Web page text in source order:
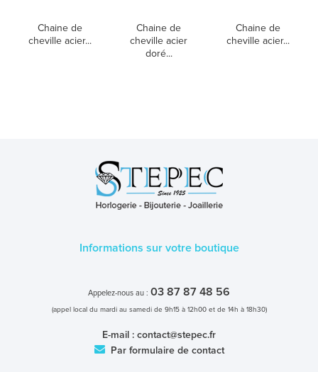
Chaine de
cheville acier...
Chaine de
cheville acier
doré...
Chaine de
cheville acier...
Informations sur votre boutique
Appelez-nous au : 03 87 87 48 56
(appel local du mardi au samedi de 9h15 à 12h00 et de 14h à 18h30)
E-mail : contact@stepec.fr
Par formulaire de contact